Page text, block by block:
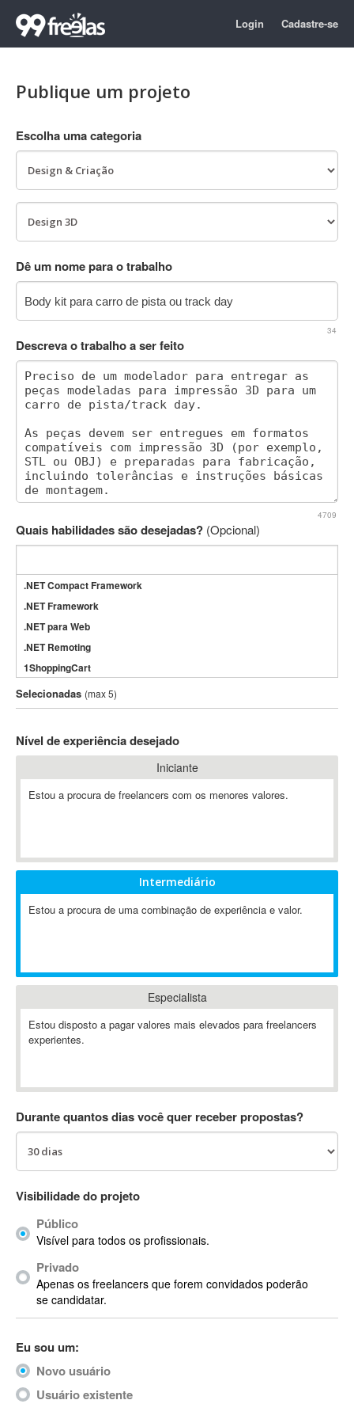
Login Cadastre-se
Publique um projeto
Escolha uma categoria
Dê um nome para o trabalho
34
Descreva o trabalho a ser feito
4709
Quais habilidades são desejadas? (Opcional)
.NET Compact Framework
.NET Framework
.NET para Web
.NET Remoting
1ShoppingCart
3DS Max
3GSM
802.11
A-GPS
ABAP
Abaqus
ABBYY FineReader
Ableton
Ableton Push
Abstract
AC3
ACID Pro
ACPI
Acrobat
Acrobat X
Acronis
ACT
Actimize
ActionScript
ActionScript 3
Selecionadas (max 5)
Nível de experiência desejado
Iniciante
Estou a procura de freelancers com os menores valores.
Intermediário
Estou a procura de uma combinação de experiência e valor.
Especialista
Estou disposto a pagar valores mais elevados para freelancers
experientes.
Durante quantos dias você quer receber propostas?
Visibilidade do projeto
Público
Visível para todos os profissionais.
Privado
Apenas os freelancers que forem convidados poderão
se candidatar.
Eu sou um:
Novo usuário
Usuário existente